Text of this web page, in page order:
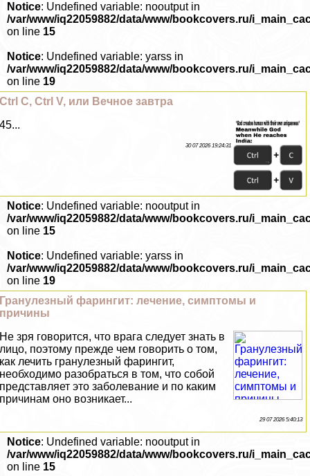
Notice: Undefined variable: nooutput in
/var/www/iq22059882/data/www/bookcovers.ru/
on line 15
Notice: Undefined variable: yarss in
/var/www/iq22059882/data/www/bookcovers.ru/
on line 19
Ctrl C, Ctrl V, или Вечное завтра
45...
30 07 2026 19:24:31
Notice: Undefined variable: nooutput in
/var/www/iq22059882/data/www/bookcovers.ru/
on line 15
Notice: Undefined variable: yarss in
/var/www/iq22059882/data/www/bookcovers.ru/
on line 19
Гранулезный фарингит: лечение, симптомы и
причины
Не зря говорится, что врага следует знать в
лицо, поэтому прежде чем говорить о том,
как лечить гранулезный фарингит,
необходимо разобраться в том, что собой
представляет это заболевание и по каким
причинам оно возникает...
29 07 2026 5:40:13
Notice: Undefined variable: nooutput in
/var/www/iq22059882/data/www/bookcovers.ru/
on line 15